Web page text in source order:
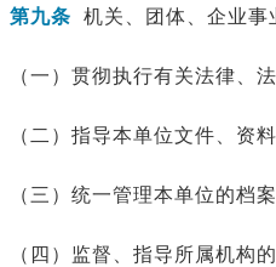
第九条 机关、团体、企业事
（一）贯彻执行有关法律、
（二）指导本单位文件、资
（三）统一管理本单位的档
（四）监督、指导所属机构